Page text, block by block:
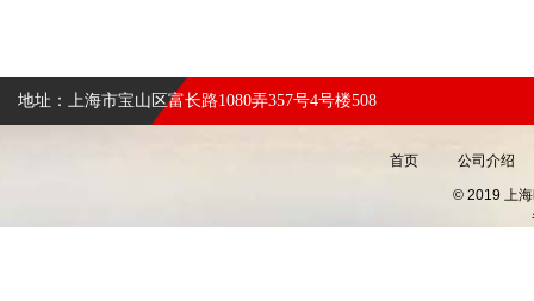
地址：上海市宝山区富长路1080弄357号4号楼508
首页 公司介绍
© 2019 上